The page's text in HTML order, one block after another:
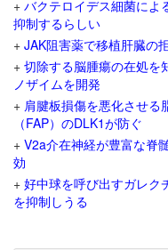
+ バクテロイデス細菌によ
抑制するらしい
+ JAK阻害薬で移植肝臓の
+ 切除する脳腫瘍の在処を
ノザイムを開発
+ 肩腱板損傷を悪化させる
（FAP）のDLK1が防ぐ
+ V2a介在神経が豊富な脊
効
+ 好中球を呼び出すガレク
を抑制しうる